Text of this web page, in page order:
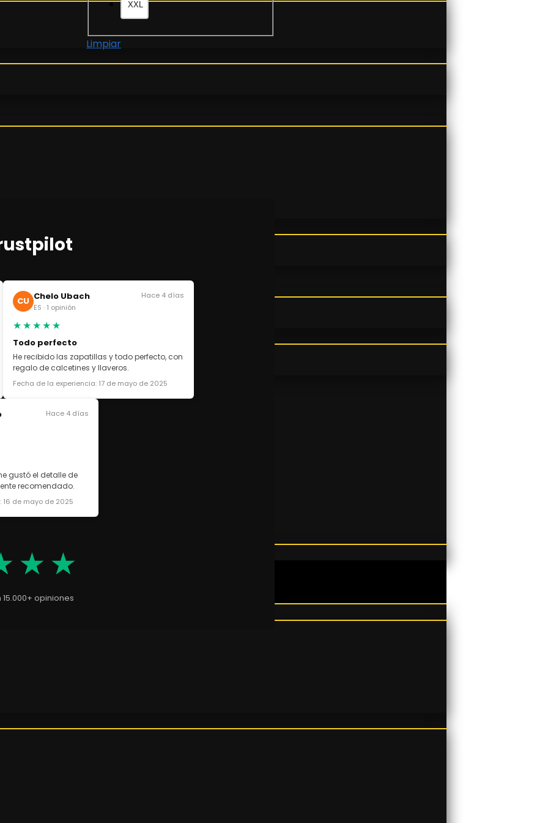
XXL
Limpiar
CU Chelo Ubach
ES · 1 opinión
Hace 4 días
★★★★★
Todo perfecto
He recibido las zapatillas y todo perfecto, con
regalo de calcetines y llaveros.
Fecha de la experiencia: 17 de mayo de 2025
Hace 4 días
gustó el detalle de
recomendado.
16 de mayo de 2025
15.000+ opiniones